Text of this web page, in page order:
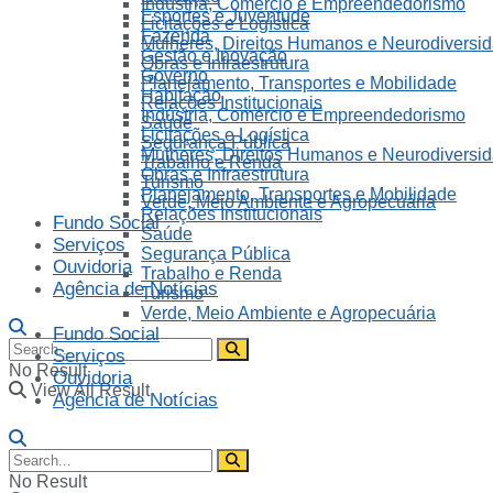
Indústria, Comércio e Empreendedorismo
Licitações e Logística
Mulheres, Direitos Humanos e
Obras e Infraestrutura
Planejamento, Transportes e Mobilidade
Relações Institucionais
Saúde
Segurança Pública
Trabalho e Renda
Turismo
Verde, Meio Ambiente e Agropecuária
Fundo Social
Serviços
Ouvidoria
Agência de Notícias
No Result
View All Result
Esportes e Juventude
Fazenda
Gestão e Inovação
Governo
Habitação
Indústria, Comércio e Empreendedorismo
Licitações e Logística
Mulheres, Direitos Humanos e
Obras e Infraestrutura
Planejamento, Transportes e Mobilidade
Relações Institucionais
Saúde
Segurança Pública
Trabalho e Renda
Turismo
Verde, Meio Ambiente e Agropecuária
Fundo Social
Serviços
Ouvidoria
Agência de Notícias
No Result